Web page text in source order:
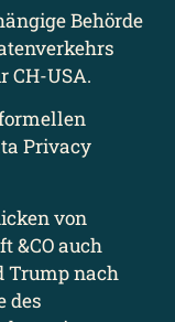
Behörde
CH-USA.
Privacy
von
&CO auch
Trump nach
des